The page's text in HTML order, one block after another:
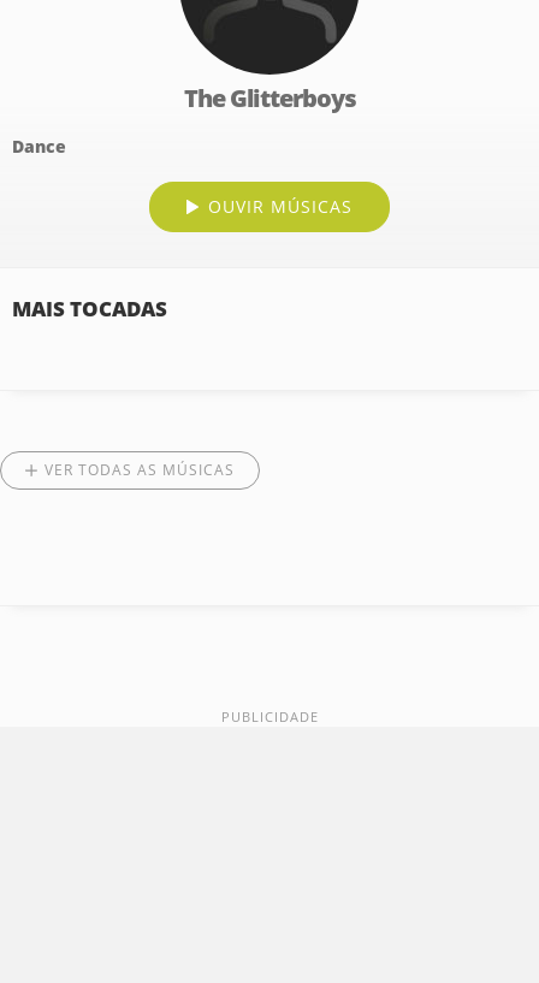
The Glitterboys
Dance
OUVIR MÚSICAS
MAIS TOCADAS
VER TODAS AS MÚSICAS